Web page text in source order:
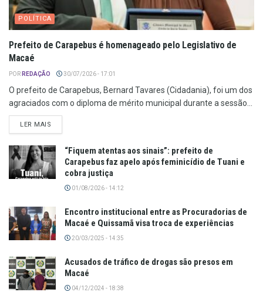
POLÍTICA
Prefeito de Carapebus é homenageado pelo Legislativo de
Macaé
POR REDAÇÃO 30/07/2026 - 17:01
O prefeito de Carapebus, Bernard Tavares (Cidadania), foi um dos
agraciados com o diploma de mérito municipal durante a sessão...
LER MAIS
“Fiquem atentas aos sinais”: prefeito de
Carapebus faz apelo após feminicídio de Tuani e
cobra justiça
01/08/2026 - 14:12
Encontro institucional entre as Procuradorias de
Macaé e Quissamã visa troca de experiências
20/03/2025 - 14:35
Acusados de tráfico de drogas são presos em
Macaé
04/12/2024 - 18:38